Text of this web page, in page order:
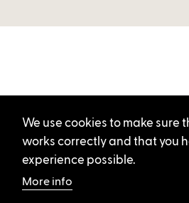
We use cookies to make sure
works correctly and that you
experience possible.
More info